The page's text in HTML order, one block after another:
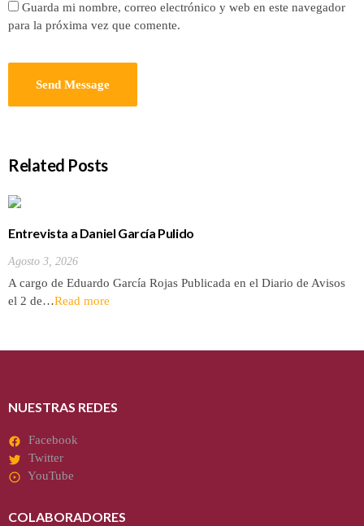
Guarda mi nombre, correo electrónico y web en este navegador
para la próxima vez que comente.
Related Posts
Entrevista a Daniel García Pulido
Agosto 3, 2026
A cargo de Eduardo García Rojas Publicada en el Diario de Avisos
el 2 de…Read more
NUESTRAS REDES
Facebook
Twitter
YouTube
COLABORADORES